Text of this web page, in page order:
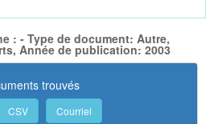
: - Type de document: Autre,
Année de publication: 2003
trouvés
CSV Courriel